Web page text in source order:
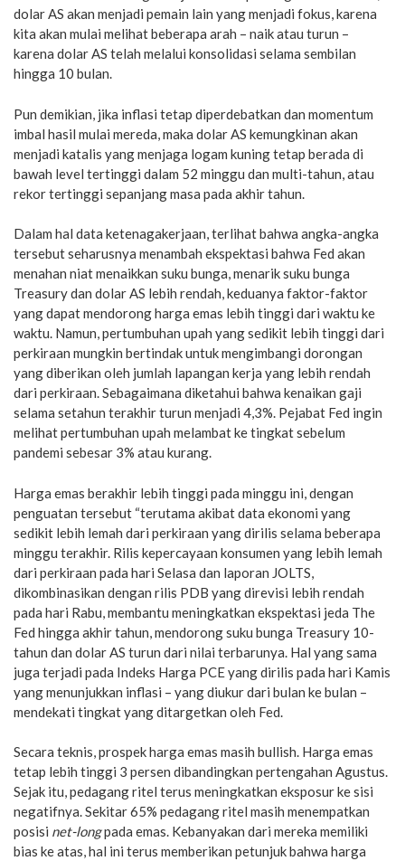
dolar AS akan menjadi pemain lain yang menjadi fokus, karena
kita akan mulai melihat beberapa arah – naik atau turun –
karena dolar AS telah melalui konsolidasi selama sembilan
hingga 10 bulan.
Pun demikian, jika inflasi tetap diperdebatkan dan momentum
imbal hasil mulai mereda, maka dolar AS kemungkinan akan
menjadi katalis yang menjaga logam kuning tetap berada di
bawah level tertinggi dalam 52 minggu dan multi-tahun, atau
rekor tertinggi sepanjang masa pada akhir tahun.
Dalam hal data ketenagakerjaan, terlihat bahwa angka-angka
tersebut seharusnya menambah ekspektasi bahwa Fed akan
menahan niat menaikkan suku bunga, menarik suku bunga
Treasury dan dolar AS lebih rendah, keduanya faktor-faktor
yang dapat mendorong harga emas lebih tinggi dari waktu ke
waktu. Namun, pertumbuhan upah yang sedikit lebih tinggi dari
perkiraan mungkin bertindak untuk mengimbangi dorongan
yang diberikan oleh jumlah lapangan kerja yang lebih rendah
dari perkiraan. Sebagaimana diketahui bahwa kenaikan gaji
selama setahun terakhir turun menjadi 4,3%. Pejabat Fed ingin
melihat pertumbuhan upah melambat ke tingkat sebelum
pandemi sebesar 3% atau kurang.
Harga emas berakhir lebih tinggi pada minggu ini, dengan
penguatan tersebut “terutama akibat data ekonomi yang
sedikit lebih lemah dari perkiraan yang dirilis selama beberapa
minggu terakhir. Rilis kepercayaan konsumen yang lebih lemah
dari perkiraan pada hari Selasa dan laporan JOLTS,
dikombinasikan dengan rilis PDB yang direvisi lebih rendah
pada hari Rabu, membantu meningkatkan ekspektasi jeda The
Fed hingga akhir tahun, mendorong suku bunga Treasury 10-
tahun dan dolar AS turun dari nilai terbarunya. Hal yang sama
juga terjadi pada Indeks Harga PCE yang dirilis pada hari Kamis
yang menunjukkan inflasi – yang diukur dari bulan ke bulan –
mendekati tingkat yang ditargetkan oleh Fed.
Secara teknis, prospek harga emas masih bullish. Harga emas
tetap lebih tinggi 3 persen dibandingkan pertengahan Agustus.
Sejak itu, pedagang ritel terus meningkatkan eksposur ke sisi
negatifnya. Sekitar 65% pedagang ritel masih menempatkan
posisi net-longpada emas. Kebanyakan dari mereka memiliki
bias ke atas, hal ini terus memberikan petunjuk bahwa harga